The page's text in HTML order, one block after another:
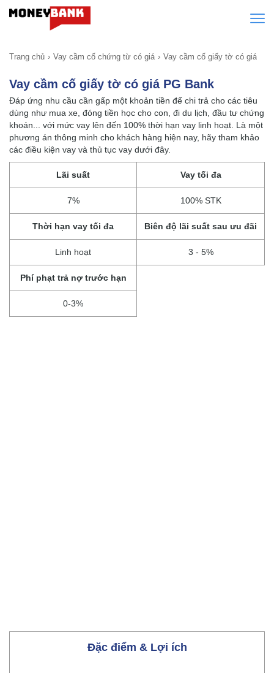
Trang chủ Vay cầm cố chứng từ có giá Vay cầm cố giấy tờ có giá
Vay cầm cố giấy tờ có giá PG Bank
Đáp ứng nhu cầu cần gấp một khoản tiền để chi trả cho các tiêu
dùng như mua xe, đóng tiền học cho con, đi du lịch, đầu tư chứng
khoán... với mức vay lên đến 100% thời hạn vay linh hoạt. Là một
phương án thông minh cho khách hàng hiện nay, hãy tham khảo
các điều kiện vay và thủ tục vay dưới đây.
Lãi suất
7%
Vay tối đa
100% STK
Thời hạn vay tối đa
Linh hoạt
Biên độ lãi suất sau ưu đãi
3 - 5%
Phí phạt trả nợ trước hạn
0-3%
Đặc điểm & Lợi ích